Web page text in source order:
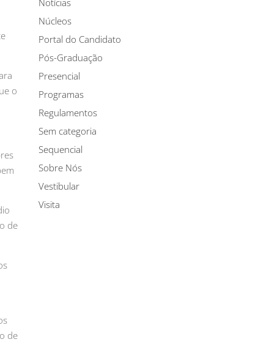
o
de
de
Notícias
Núcleos
Portal do Candidato
Pós-Graduação
Presencial
Programas
Regulamentos
Sem categoria
Sequencial
Sobre Nós
Vestibular
Visita